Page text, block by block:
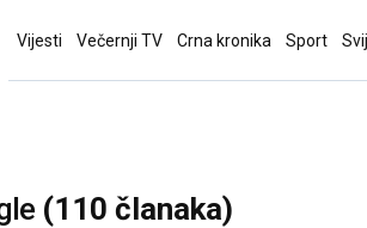
Vijesti Večernji TV Crna kronika Sport
(110 članaka)